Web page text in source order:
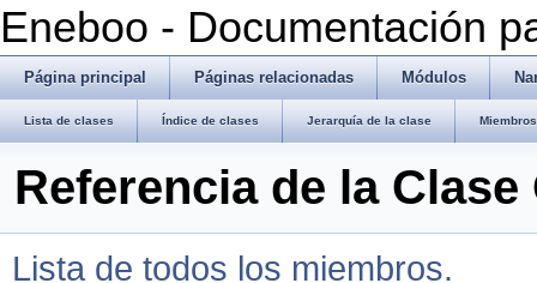
Eneboo - Documentación
Página principal Páginas relacionadas Módulos
Lista de clases Índice de clases Jerarquía de la clase
Referencia de la
Lista de todos los miembros.